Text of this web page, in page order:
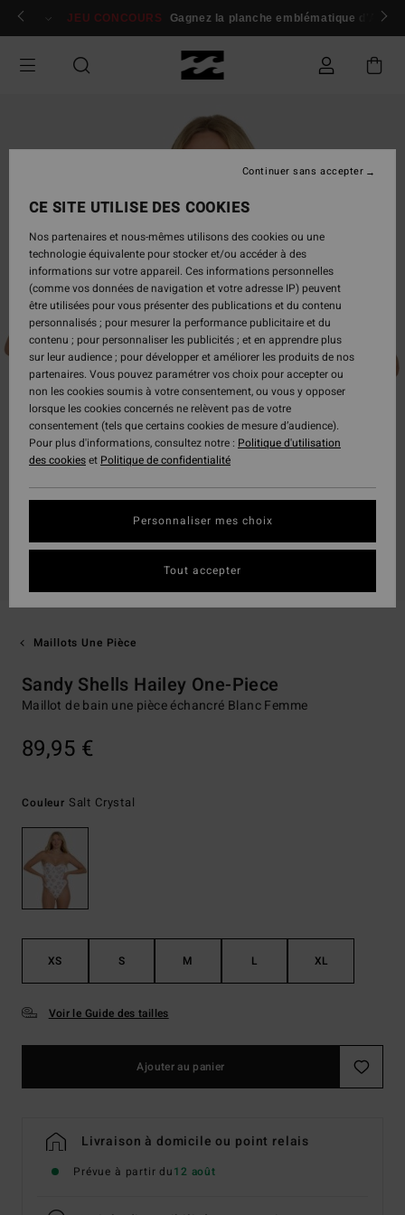
Passer
Se connecter / s'inscrire
JEU CONCOURS Gagnez la planche emblématique d'Andy
Maillots Une Pièce
Sandy Shells Hailey One-Piece
Maillot de bain une pièce échancré Blanc Femme
89,95 €
Couleur Salt Crystal
XS S M L XL
Voir le Guide des tailles
Ajouter au panier
Livraison à domicile ou point relais
Prévue à partir du12 août
CE SITE UTILISE DES COOKIES
Nos partenaires et nous-mêmes utilisons des cookies ou une
technologie équivalente pour stocker et/ou accéder à des
informations sur votre appareil. Ces informations personnelles
(comme vos données de navigation et votre adresse IP) peuvent
être utilisées pour vous présenter des publications et du contenu
personnalisés ; pour mesurer la performance publicitaire et du
contenu ; pour personnaliser les publicités ; et en apprendre plus
sur leur audience ; pour développer et améliorer les produits de nos
partenaires. Vous pouvez paramétrer vos choix pour accepter ou
non les cookies soumis à votre consentement, ou vous y opposer
lorsque les cookies concernés ne relèvent pas de votre
consentement (tels que certains cookies de mesure d’audience).
Pour plus d'informations, consultez notre : Politique d'utilisation
des cookieset Politique de confidentialité
Personnaliser mes choix
Continuer sans accepter
Tout accepter